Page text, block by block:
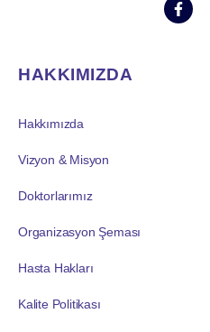
HAKKIMIZDA
Hakkımızda
Vizyon & Misyon
Doktorlarımız
Organizasyon Şeması
Hasta Hakları
Kalite Politikası